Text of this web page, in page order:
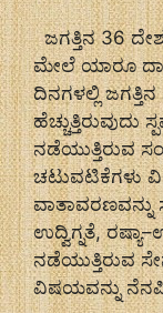
ಜಗತ್ತಿನ 36
ಮೇಲೆ ಯಾರೂ
ದಿನಗಳಲ್ಲಿ
ಹೆಚ್ಚುತ್ತಿರುವುದು
ನಡೆಯುತ್ತಿರುವ
ಚಟುವಟಿಕೆಗಳು
ವಾತಾವರಣವನ್ನು
ಉದ್ವಿಗ್ನತೆ,
ನಡೆಯುತ್ತಿರುವ
ವಿಷಯವನ್ನು